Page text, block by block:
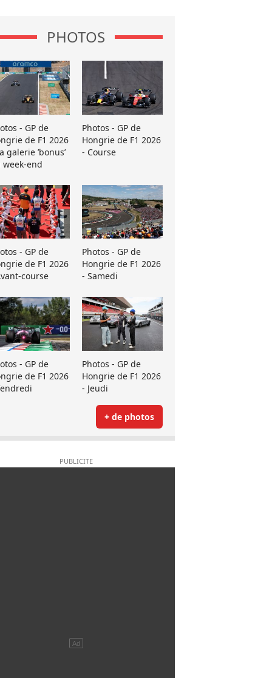
PHOTOS
- GP de
de F1 2026
galerie ’bonus’
week-end
Photos - GP de
Hongrie de F1 2026
- Course
- GP de
de F1 2026
course
Photos - GP de
Hongrie de F1 2026
- Samedi
- GP de
de F1 2026
Photos - GP de
Hongrie de F1 2026
- Jeudi
+ de photos